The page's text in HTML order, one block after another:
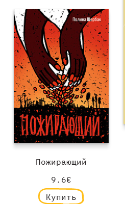
Пожирающий
9.6€
Купить